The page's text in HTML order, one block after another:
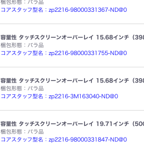
梱包形態：バラ品
コアスタッフ型名：zp2216-98000331367-ND@0
容量性 タッチスクリーンオーバーレイ 15.68インチ（
梱包形態：バラ品
コアスタッフ型名：zp2216-98000331755-ND@0
容量性 タッチスクリーンオーバーレイ 15.68インチ（
梱包形態：バラ品
コアスタッフ型名：zp2216-3M163040-ND@0
容量性 タッチスクリーンオーバーレイ 19.71インチ（
梱包形態：バラ品
コアスタッフ型名：zp2216-98000331847-ND@0